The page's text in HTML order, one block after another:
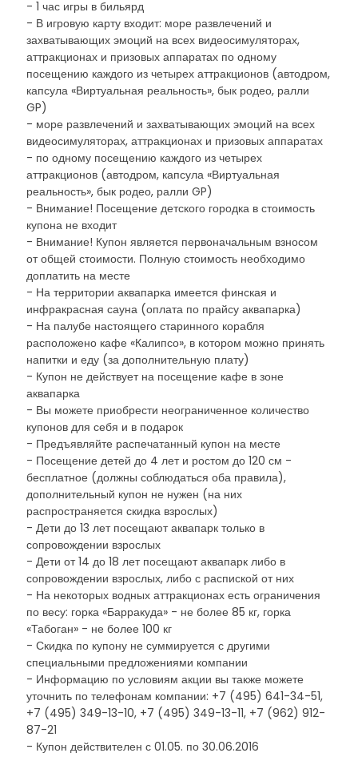
- 1 час игры в бильярд
- В игровую карту входит: море развлечений и
захватывающих эмоций на всех видеосимуляторах,
аттракционах и призовых аппаратах по одному
посещению каждого из четырех аттракционов (автодром,
капсула «Виртуальная реальность», бык родео, ралли
GP)
- море развлечений и захватывающих эмоций на всех
видеосимуляторах, аттракционах и призовых аппаратах
- по одному посещению каждого из четырех
аттракционов (автодром, капсула «Виртуальная
реальность», бык родео, ралли GP)
- Внимание! Посещение детского городка в стоимость
купона не входит
- Внимание! Купон является первоначальным взносом
от общей стоимости. Полную стоимость необходимо
доплатить на месте
- На территории аквапарка имеется финская и
инфракрасная сауна (оплата по прайсу аквапарка)
- На палубе настоящего старинного корабля
расположено кафе «Калипсо», в котором можно принять
напитки и еду (за дополнительную плату)
- Купон не действует на посещение кафе в зоне
аквапарка
- Вы можете приобрести неограниченное количество
купонов для себя и в подарок
- Предъявляйте распечатанный купон на месте
- Посещение детей до 4 лет и ростом до 120 см -
бесплатное (должны соблюдаться оба правила),
дополнительный купон не нужен (на них
распространяется скидка взрослых)
- Дети до 13 лет посещают аквапарк только в
сопровождении взрослых
- Дети от 14 до 18 лет посещают аквапарк либо в
сопровождении взрослых, либо с распиской от них
- На некоторых водных аттракционах есть ограничения
по весу: горка «Барракуда» - не более 85 кг, горка
«Табоган» - не более 100 кг
- Скидка по купону не суммируется с другими
специальными предложениями компании
- Информацию по условиям акции вы также можете
уточнить по телефонам компании: +7 (495) 641-34-51,
+7 (495) 349-13-10, +7 (495) 349-13-11, +7 (962) 912-
87-21
- Купон действителен с 01.05. по 30.06.2016